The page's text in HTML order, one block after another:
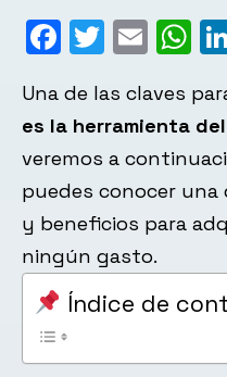
Facebook
Twitter
Una de las claves
es la herramienta
veremos a
puedes conocer una
y beneficios para
ningún gasto.
Índice de